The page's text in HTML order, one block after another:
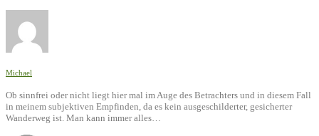
Michael
Ob sinnfrei oder nicht liegt hier mal im Auge des Betrachters und in diesem Fall
in meinem subjektiven Empfinden, da es kein ausgeschilderter, gesicherter
Wanderweg ist. Man kann immer alles…